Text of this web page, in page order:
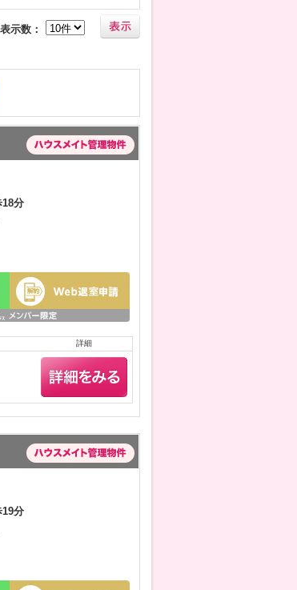
表示数：
分
詳細
分